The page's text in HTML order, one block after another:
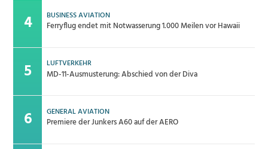
BUSINESS AVIATION
Ferryflug endet mit Notwasserung 1.000 Meilen vor Hawaii
LUFTVERKEHR
MD-11-Ausmusterung: Abschied von der Diva
GENERAL AVIATION
Premiere der Junkers A60 auf der AERO